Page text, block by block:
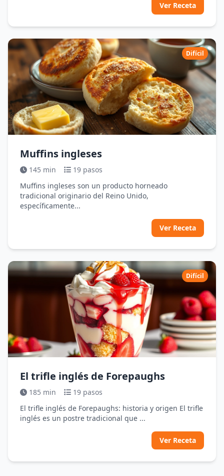
Ver Receta
Difícil
Muffins ingleses
145 min
19 pasos
Muffins ingleses son un producto horneado
tradicional originario del Reino Unido,
específicamente...
Ver Receta
Difícil
El trifle inglés de Forepaughs
185 min
19 pasos
El trifle inglés de Forepaughs: historia y origen El trifle
inglés es un postre tradicional que ...
Ver Receta